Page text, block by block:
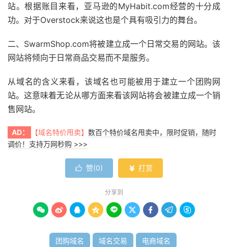
站。根据账目来看，亚马逊的MyHabit.com经营的十分成
功。对于Overstock来说这也是个具有吸引力的舞台。
二、SwarmShop.com将被建立成一个日常交易的网站。该
网站将倾向于日常商品交易而不是服务。
从域名的含义来看，该域名也可能被用于建立一个团购网
站。这意味着无论从哪方面来看该网站将会被建立成一个销
售网站。
AD： 【域名特价甩卖】 数百个特价域名甩卖中，限时促销，随时
调价！支持万网秒购 >>>
 赞(0)  打赏
分享到
        
团购域名 域名交易 电商域名